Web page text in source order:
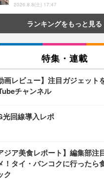
2026.8.8(土) 17:47
ランキングをもっと見る
特集・連載
画レビュー】注目ガジェッ
チャンネル
光回線導入レポ
ジア美食レポート】編集部
！タイ・バンコクに行ったら
ク